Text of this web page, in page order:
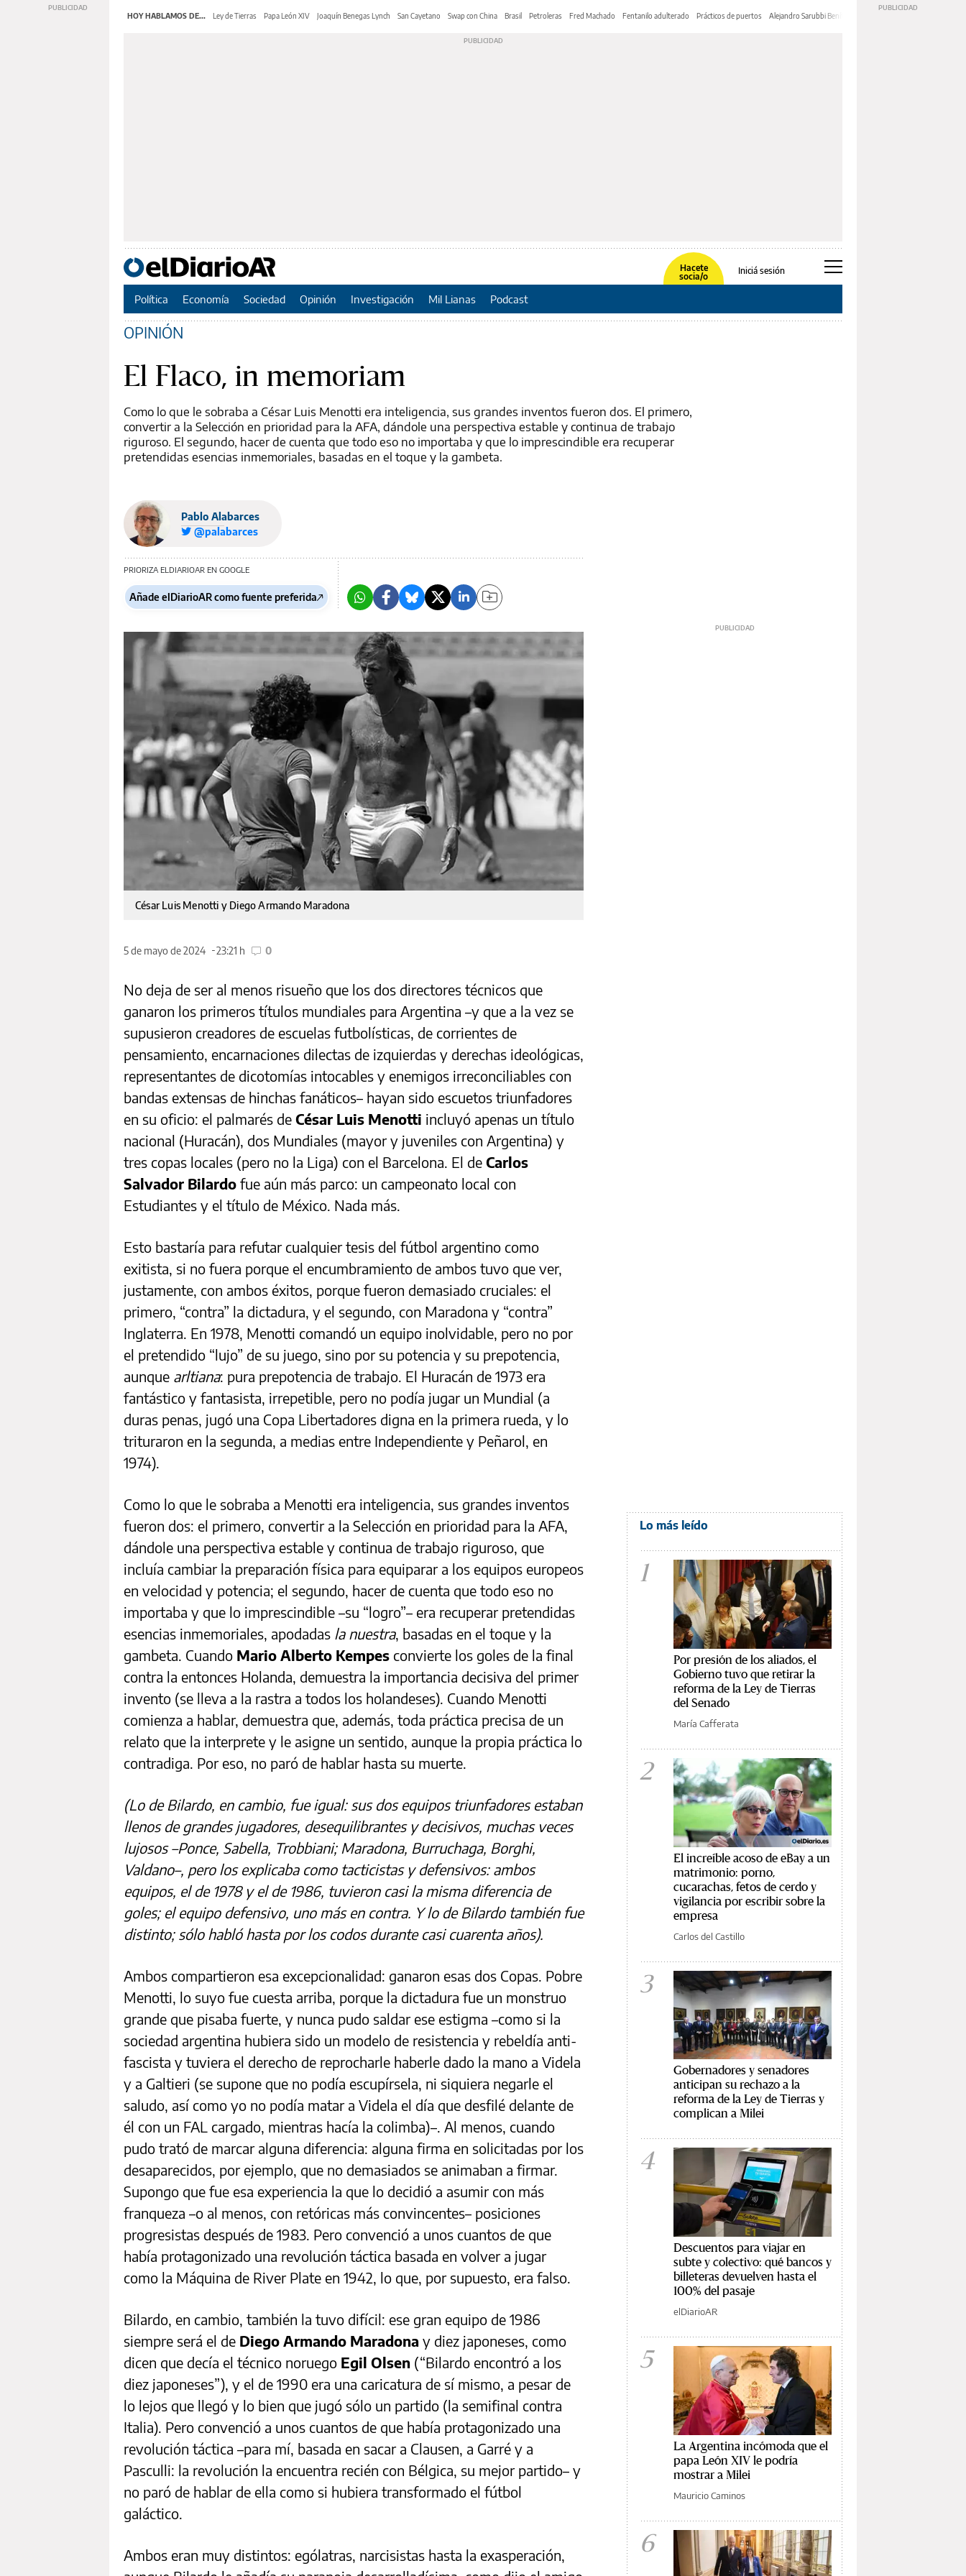
HOY HABLAMOS DE... Ley de Tierras Papa León XIV Joaquín Benegas Lynch San Cayetano Swap con China Brasil Petroleras Fred Machado Fentanilo adulterado Prácticos de puertos Alejandro Sarubbi Benítez
Hacete
socia/o
Iniciá sesión
Política Economía Sociedad Opinión Investigación Mil Lianas Podcast
OPINIÓN
El Flaco, in memoriam
Como lo que le sobraba a César Luis Menotti era inteligencia, sus grandes inventos fueron dos. El primero,
convertir a la Selección en prioridad para la AFA, dándole una perspectiva estable y continua de trabajo
riguroso. El segundo, hacer de cuenta que todo eso no importaba y que lo imprescindible era recuperar
pretendidas esencias inmemoriales, basadas en el toque y la gambeta.
Pablo Alabarces
@palabarces
PRIORIZA ELDIARIOAR EN GOOGLE
Añade elDiarioAR como fuente preferida
César Luis Menotti y Diego Armando Maradona
5 de mayo de 2024 23:21 h 0
No deja de ser al menos risueño que los dos directores técnicos que
ganaron los primeros títulos mundiales para Argentina –y que a la vez se
supusieron creadores de escuelas futbolísticas, de corrientes de
pensamiento, encarnaciones dilectas de izquierdas y derechas ideológicas,
representantes de dicotomías intocables y enemigos irreconciliables con
bandas extensas de hinchas fanáticos– hayan sido escuetos triunfadores
en su oficio: el palmarés de César Luis Menotti incluyó apenas un título
nacional (Huracán), dos Mundiales (mayor y juveniles con Argentina) y
tres copas locales (pero no la Liga) con el Barcelona. El de Carlos
Salvador Bilardo fue aún más parco: un campeonato local con
Estudiantes y el título de México. Nada más.
Esto bastaría para refutar cualquier tesis del fútbol argentino como
exitista, si no fuera porque el encumbramiento de ambos tuvo que ver,
justamente, con ambos éxitos, porque fueron demasiado cruciales: el
primero, “contra” la dictadura, y el segundo, con Maradona y “contra”
Inglaterra. En 1978, Menotti comandó un equipo inolvidable, pero no por
el pretendido “lujo” de su juego, sino por su potencia y su prepotencia,
aunque arltiana: pura prepotencia de trabajo. El Huracán de 1973 era
fantástico y fantasista, irrepetible, pero no podía jugar un Mundial (a
duras penas, jugó una Copa Libertadores digna en la primera rueda, y lo
trituraron en la segunda, a medias entre Independiente y Peñarol, en
1974).
Como lo que le sobraba a Menotti era inteligencia, sus grandes inventos
fueron dos: el primero, convertir a la Selección en prioridad para la AFA,
dándole una perspectiva estable y continua de trabajo riguroso, que
incluía cambiar la preparación física para equiparar a los equipos europeos
en velocidad y potencia; el segundo, hacer de cuenta que todo eso no
importaba y que lo imprescindible –su “logro”– era recuperar pretendidas
esencias inmemoriales, apodadas la nuestra, basadas en el toque y la
gambeta. Cuando Mario Alberto Kempes convierte los goles de la final
contra la entonces Holanda, demuestra la importancia decisiva del primer
invento (se lleva a la rastra a todos los holandeses). Cuando Menotti
comienza a hablar, demuestra que, además, toda práctica precisa de un
relato que la interprete y le asigne un sentido, aunque la propia práctica lo
contradiga. Por eso, no paró de hablar hasta su muerte.
(Lo de Bilardo, en cambio, fue igual: sus dos equipos triunfadores estaban
llenos de grandes jugadores, desequilibrantes y decisivos, muchas veces
lujosos –Ponce, Sabella, Trobbiani; Maradona, Burruchaga, Borghi,
Valdano–, pero los explicaba como tacticistas y defensivos: ambos
equipos, el de 1978 y el de 1986, tuvieron casi la misma diferencia de
goles; el equipo defensivo, uno más en contra. Y lo de Bilardo también fue
distinto; sólo habló hasta por los codos durante casi cuarenta años).
Ambos compartieron esa excepcionalidad: ganaron esas dos Copas. Pobre
Menotti, lo suyo fue cuesta arriba, porque la dictadura fue un monstruo
grande que pisaba fuerte, y nunca pudo saldar ese estigma –como si la
sociedad argentina hubiera sido un modelo de resistencia y rebeldía anti-
fascista y tuviera el derecho de reprocharle haberle dado la mano a Videla
y a Galtieri (se supone que no podía escupírsela, ni siquiera negarle el
saludo, así como yo no podía matar a Videla el día que desfilé delante de
él con un FAL cargado, mientras hacía la colimba)–. Al menos, cuando
pudo trató de marcar alguna diferencia: alguna firma en solicitadas por los
desaparecidos, por ejemplo, que no demasiados se animaban a firmar.
Supongo que fue esa experiencia la que lo decidió a asumir con más
franqueza –o al menos, con retóricas más convincentes– posiciones
progresistas después de 1983. Pero convenció a unos cuantos de que
había protagonizado una revolución táctica basada en volver a jugar
como la Máquina de River Plate en 1942, lo que, por supuesto, era falso.
Bilardo, en cambio, también la tuvo difícil: ese gran equipo de 1986
siempre será el de Diego Armando Maradona y diez japoneses, como
dicen que decía el técnico noruego Egil Olsen (“Bilardo encontró a los
diez japoneses”), y el de 1990 era una caricatura de sí mismo, a pesar de
lo lejos que llegó y lo bien que jugó sólo un partido (la semifinal contra
Italia). Pero convenció a unos cuantos de que había protagonizado una
revolución táctica –para mí, basada en sacar a Clausen, a Garré y a
Pasculli: la revolución la encuentra recién con Bélgica, su mejor partido– y
no paró de hablar de ella como si hubiera transformado el fútbol
galáctico.
Ambos eran muy distintos: ególatras, narcisistas hasta la exasperación,
Lo más leído
1
Por presión de los aliados, el
Gobierno tuvo que retirar la
reforma de la Ley de Tierras
del Senado
María Cafferata
2
El increíble acoso de eBay a un
matrimonio: porno,
cucarachas, fetos de cerdo y
vigilancia por escribir sobre la
empresa
Carlos del Castillo
3
Gobernadores y senadores
anticipan su rechazo a la
reforma de la Ley de Tierras y
complican a Milei
4
Descuentos para viajar en
subte y colectivo: qué bancos y
billeteras devuelven hasta el
100% del pasaje
elDiarioAR
5
La Argentina incómoda que el
papa León XIV le podría
mostrar a Milei
Mauricio Caminos
6